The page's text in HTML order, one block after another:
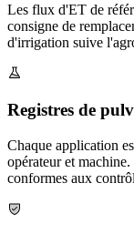
Les flux d'ET de
consigne de
d'irrigation suive
Registres de
Chaque application
opérateur et
conformes aux